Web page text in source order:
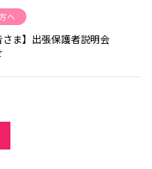
へ
さま】出張保護者説明会